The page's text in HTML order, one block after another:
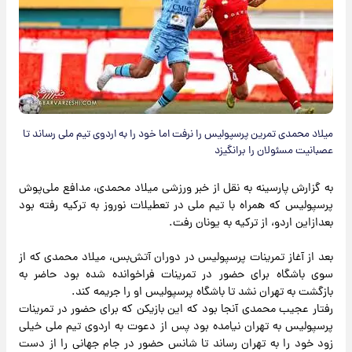
میلاد محمدی تمرین پرسپولیس را نرفت اما خود را به اردوی تیم ملی رساند تا
عصبانیت مسئولان را برانگیزد
به گزارش پارسینه به نقل از خبر ورزشی میلاد محمدی، مدافع ملی‌پوش
پرسپولیس که همراه با تیم ملی در تعطیلات نوروز به ترکیه رفته بود
بعدازاین اردو، از ترکیه به یونان رفت.
بعد از آغاز تمرینات پرسپولیس در دوران آتش‌بس، میلاد محمدی که از
سوی باشگاه برای حضور در تمرینات فراخوانده شده بود حاضر به
بازگشت به تهران نشد تا باشگاه پرسپولیس او را جریمه کند.
رفتار عجیب محمدی آنجا بود که این بازیکن که برای حضور در تمرینات
پرسپولیس به تهران نیامده بود پس از دعوت به اردوی تیم ملی خیلی
زود خود را به تهران رساند تا شانس حضور در جام جهانی را از دست